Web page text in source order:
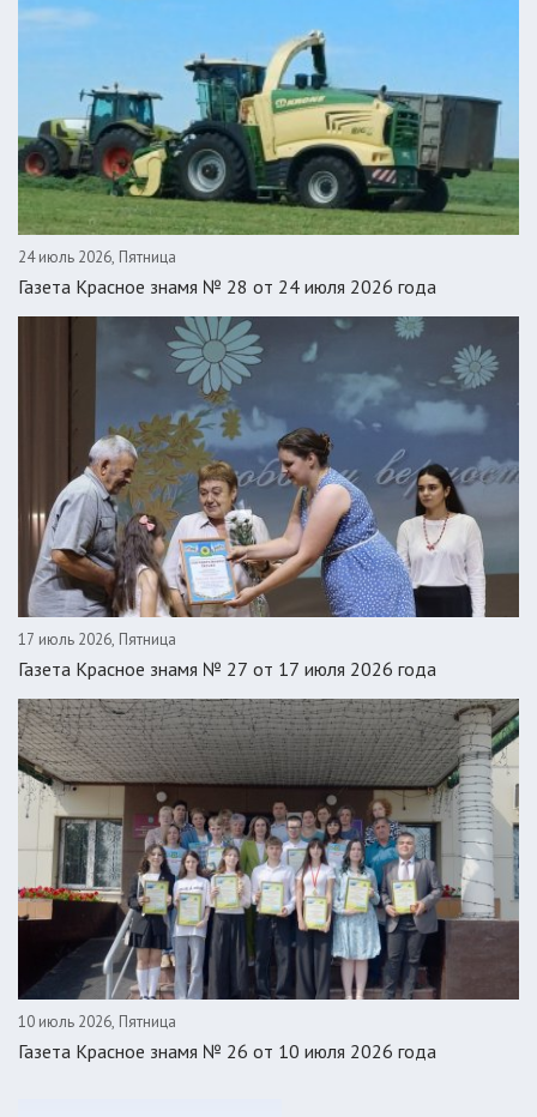
24 июль 2026, Пятница
Газета Красное знамя № 28 от 24 июля 2026 года
17 июль 2026, Пятница
Газета Красное знамя № 27 от 17 июля 2026 года
10 июль 2026, Пятница
Газета Красное знамя № 26 от 10 июля 2026 года